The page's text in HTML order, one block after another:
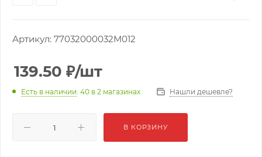
Артикул: 77032000032M012
139.50 ₽/шт
Есть в наличии: 40 в 2 магазинах Нашли дешевле?
В КОРЗИНУ